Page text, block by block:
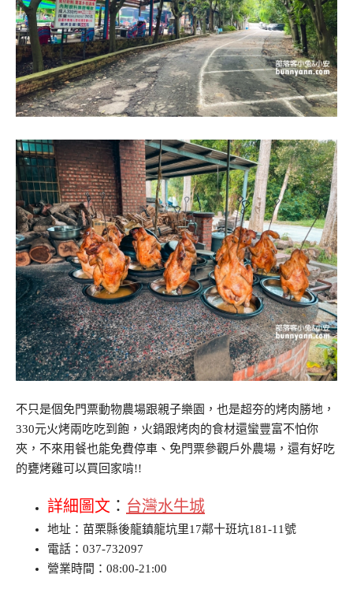
不只是個免門票動物農場跟親子樂園，也是超夯的烤肉勝地，
330元火烤兩吃吃到飽，火鍋跟烤肉的食材還蠻豐富不怕你
夾，不來用餐也能免費停車、免門票參觀戶外農場，還有好吃
的甕烤雞可以買回家啃!!
詳細圖文 ： 台灣水牛城
地址：苗栗縣後龍鎮龍坑里17鄰十班坑181-11號
電話：037-732097
營業時間：08:00-21:00